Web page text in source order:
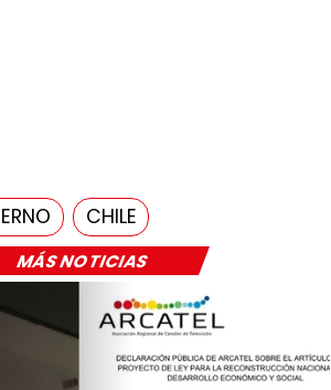
MÁS NOTICIAS
CHILE